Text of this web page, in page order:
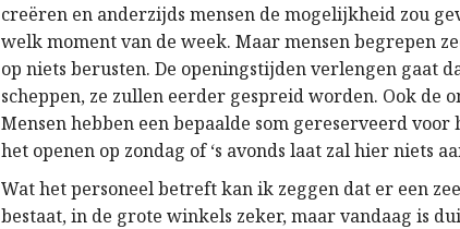
creëren en anderzijds mensen de mogelijkheid zou
welk moment van de week. Maar mensen begrepen
op niets berusten. De openingstijden verlengen gaat
scheppen, ze zullen eerder gespreid worden. Ook de
Mensen hebben een bepaalde som gereserveerd
het openen op zondag of ‘s avonds laat zal hier niets
Wat het personeel betreft kan ik zeggen dat er een
bestaat, in de grote winkels zeker, maar vandaag is